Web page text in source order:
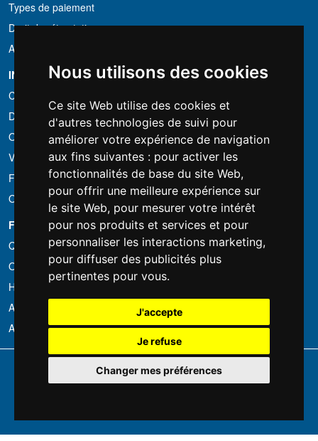
Nous utilisons des cookies
Ce site Web utilise des cookies et
d'autres technologies de suivi pour
améliorer votre expérience de navigation
aux fins suivantes : pour activer les
fonctionnalités de base du site Web,
pour offrir une meilleure expérience sur
le site Web, pour mesurer votre intérêt
pour nos produits et services et pour
personnaliser les interactions marketing,
pour diffuser des publicités plus
pertinentes pour vous.
J'accepte
Je refuse
Changer mes préférences
Types de paiement
Droit de rétractation
Application de la TVA
INFORMATION
Conditions de location
Devis
Offre groupée
Vous avez trouvé moins cher?
Financement
Occasion
FOTOCOLOMBO.IT
Qui sommes-nous
Où nous trouver
Horaires d'ouverture
Avis sur Trovaprezzi
Avis sur Google
Copyright © Fotocolombo Srl - Viale Verdi 95 - 23807 Merate (LC) - P. Iva
03298370135 - SDI: M5UXCR1